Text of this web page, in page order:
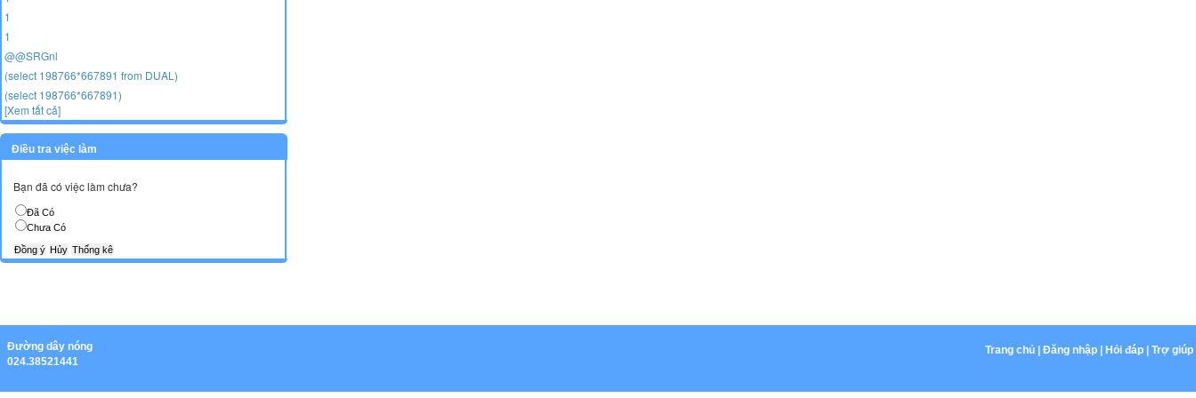
1
1
@@SRGnl
(select 198766*667891 from DUAL)
(select 198766*667891)
[Xem tất cả]
Điều tra việc làm
Bạn đã có việc làm chưa?
Đã Có
Chưa Có
Ðường dây nóng
024.38521441
Trang chủ | Đăng nhập | Hỏi đáp | Trợ giúp